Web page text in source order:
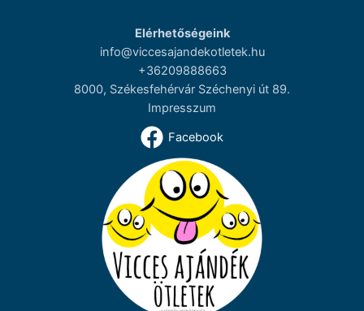
Elérhetőségeink
info@viccesajandekotletek.hu
+36209888663
8000, Székesfehérvár Széchenyi út 89.
Impresszum
Facebook